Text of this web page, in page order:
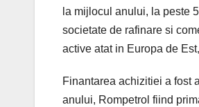
la mijlocul anului, la peste
societate de rafinare si
active atat in Europa de
Finantarea achizitiei a fost
anului, Rompetrol fiind